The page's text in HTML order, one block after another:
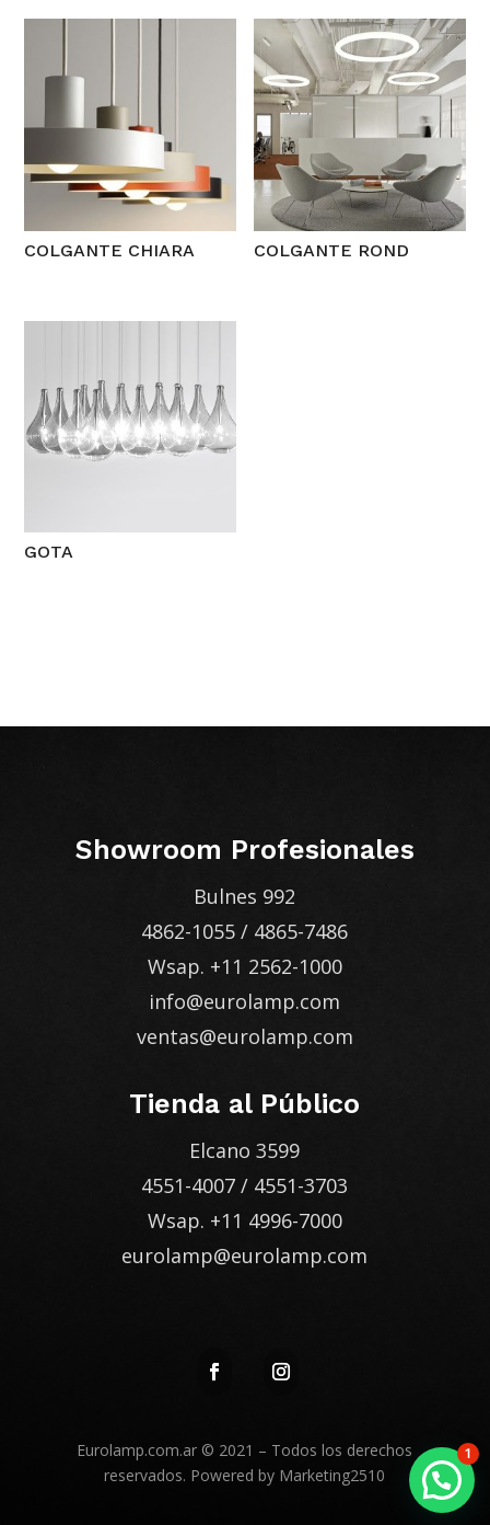
COLGANTE CHIARA COLGANTE ROND
GOTA
Showroom Profesionales
Bulnes 992
4862-1055 / 4865-7486
Wsap. +11 2562-1000
info@eurolamp.com
ventas@eurolamp.com
Tienda al Público
Elcano 3599
4551-4007 / 4551-3703
Wsap. +11 4996-7000
eurolamp@eurolamp.com
Eurolamp.com.ar © 2021 – Todos los derechos
reservados. Powered by Marketing2510
1